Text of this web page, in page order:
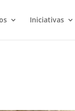
Iniciativas